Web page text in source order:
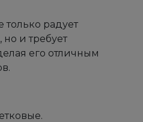
радует
и требует
его отличным